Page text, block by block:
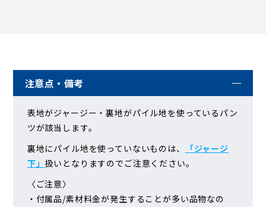
注意点・備考
表地がジャージー・裏地がパイル地を使っているパン
ツが該当します。
裏地にパイル地を使っていないものは、
「ジャージ
下」扱いとなりますのでご注意ください。
〈ご注意〉
・付属品/素材料金が発生することが多い品物なの